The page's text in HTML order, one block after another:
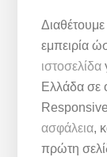
εμπειρία
ιστοσελίδα
Ελλάδα σε
ασφάλεια,
πρώτη